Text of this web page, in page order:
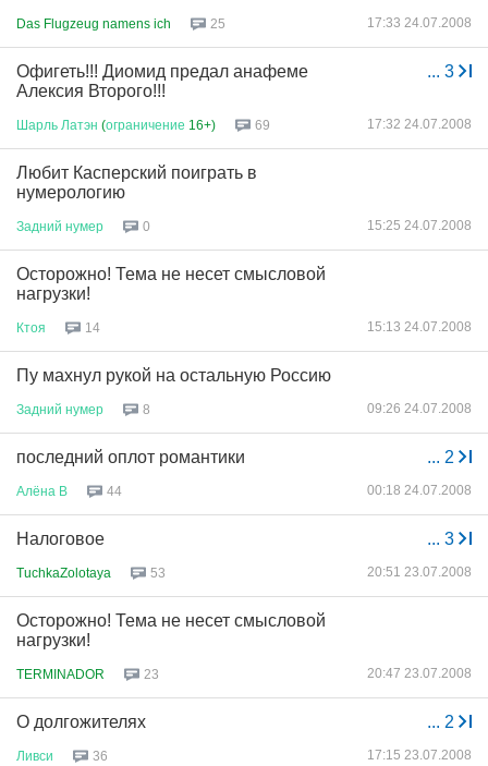
Das Flugzeug namens ich 25 17:33 24.07.2008
... 3
Офигеть!!! Диомид предал анафеме
Алексия Второго!!!
Шарль Латэн (ограничение 16+) 69 17:32 24.07.2008
Любит Касперский поиграть в
нумерологию
Задний нумер 0 15:25 24.07.2008
Осторожно! Тема не несет смысловой
нагрузки!
Ктоя 14 15:13 24.07.2008
Пу махнул рукой на остальную Россию
Задний нумер 8 09:26 24.07.2008
... 2
последний оплот романтики
Алёна В 44 00:18 24.07.2008
... 3
Налоговое
TuchkaZolotaya 53 20:51 23.07.2008
Осторожно! Тема не несет смысловой
нагрузки!
TERMINADOR 23 20:47 23.07.2008
... 2
О долгожителях
Ливси 36 17:15 23.07.2008